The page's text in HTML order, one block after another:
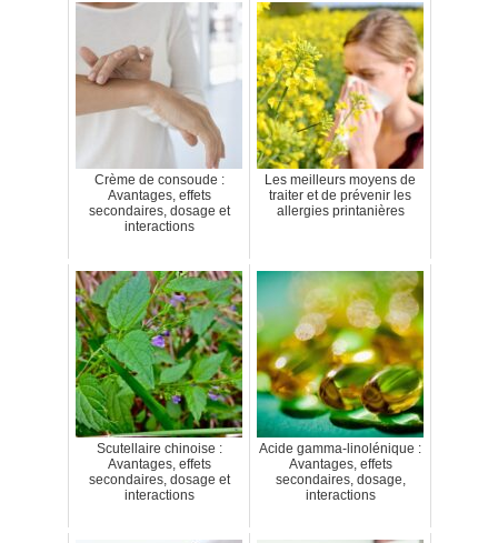
Crème de consoude :
Avantages, effets
secondaires, dosage et
interactions
Les meilleurs moyens de
traiter et de prévenir les
allergies printanières
Scutellaire chinoise :
Avantages, effets
secondaires, dosage et
interactions
Acide gamma-linolénique :
Avantages, effets
secondaires, dosage,
interactions